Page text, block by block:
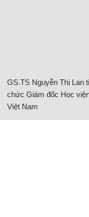
GS.TS Nguyễn Thị Lan
chức Giám đốc Học
Việt Nam